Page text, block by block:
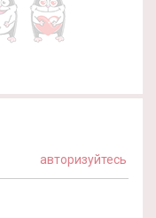
авторизуйтесь